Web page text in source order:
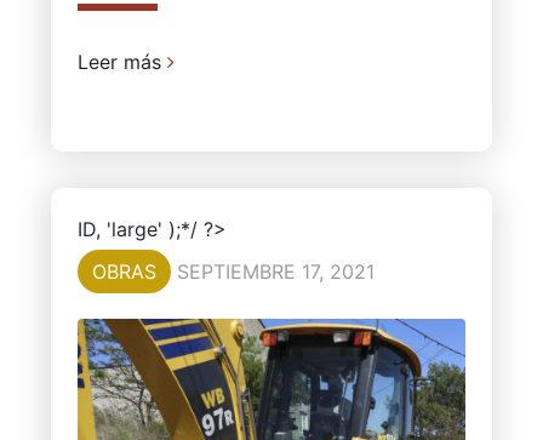
Leer más
ID, 'large' );*/ ?>
OBRAS
SEPTIEMBRE 17, 2021